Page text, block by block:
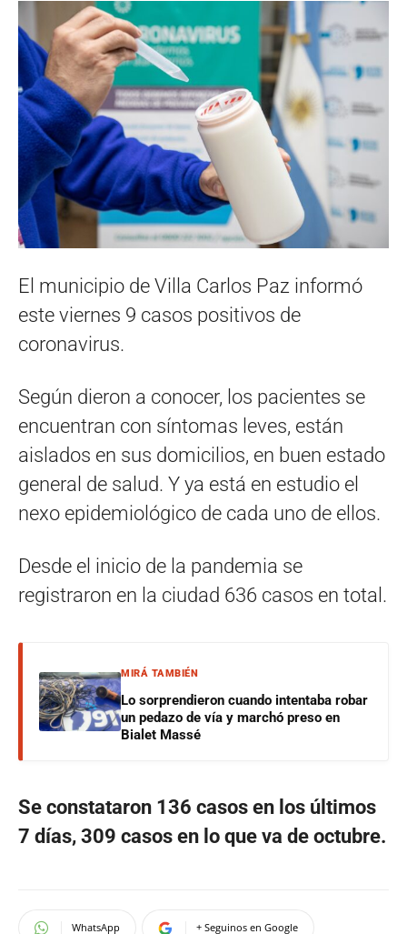
El municipio de Villa Carlos Paz informó
este viernes 9 casos positivos de
coronavirus.
Según dieron a conocer, los pacientes se
encuentran con síntomas leves, están
aislados en sus domicilios, en buen estado
general de salud. Y ya está en estudio el
nexo epidemiológico de cada uno de ellos.
Desde el inicio de la pandemia se
registraron en la ciudad 636 casos en total.
MIRÁ TAMBIÉN
Lo sorprendieron cuando intentaba robar
un pedazo de vía y marchó preso en
Bialet Massé
Se constataron 136 casos en los últimos
7 días, 309 casos en lo que va de octubre.
WhatsApp + Seguinos en Google